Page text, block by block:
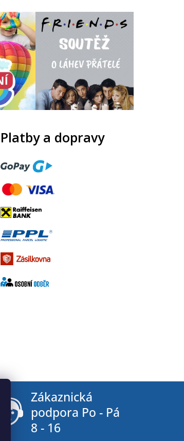
Platby a dopravy
Zákaznická
podpora Po - Pá
8 - 16